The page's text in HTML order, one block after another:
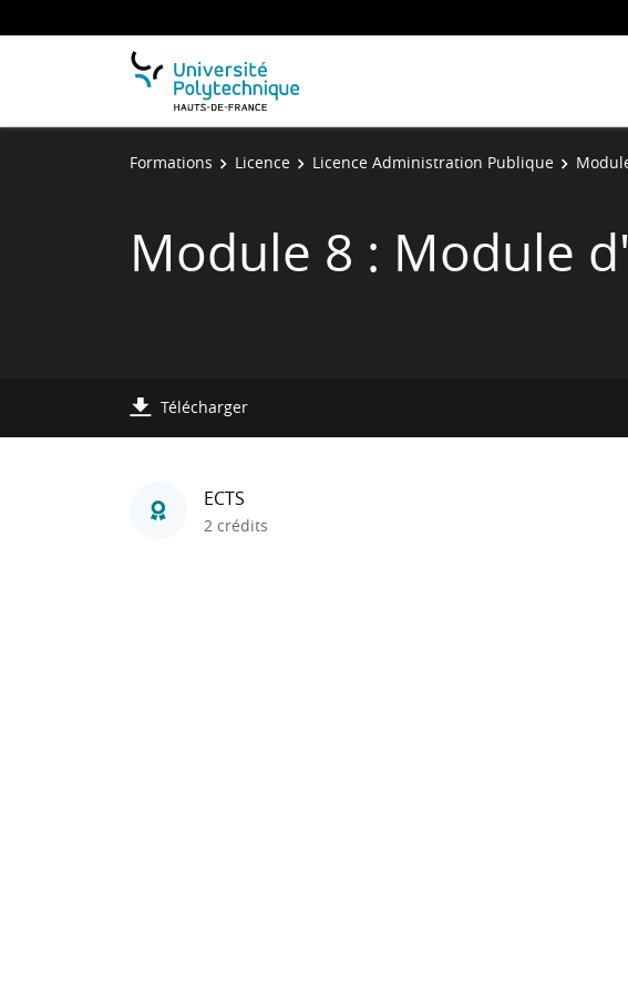
Formations Licence Licence Administration Publique
Module 8 : Module
Télécharger
ECTS
2 crédits